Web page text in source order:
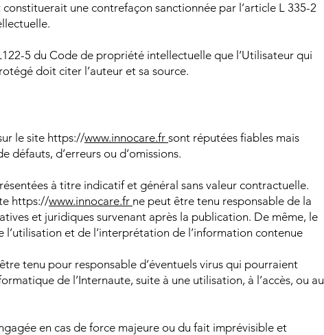
une contrefaçon sanctionnée par l’article L 335-2
5 du Code de propriété intellectuelle que l’Utilisateur qui
doit citer l’auteur et sa source.
le site https://www.innocare.fr sont réputées fiables mais
défauts, d’erreurs ou d’omissions.
à titre indicatif et général sans valeur contractuelle.
https://www.innocare.fr ne peut être tenu responsable de la
et juridiques survenant après la publication. De même, le
et de l’interprétation de l’information contenue
tenu pour responsable d’éventuels virus qui pourraient
de l’Internaute, suite à une utilisation, à l’accès, ou au
en cas de force majeure ou du fait imprévisible et